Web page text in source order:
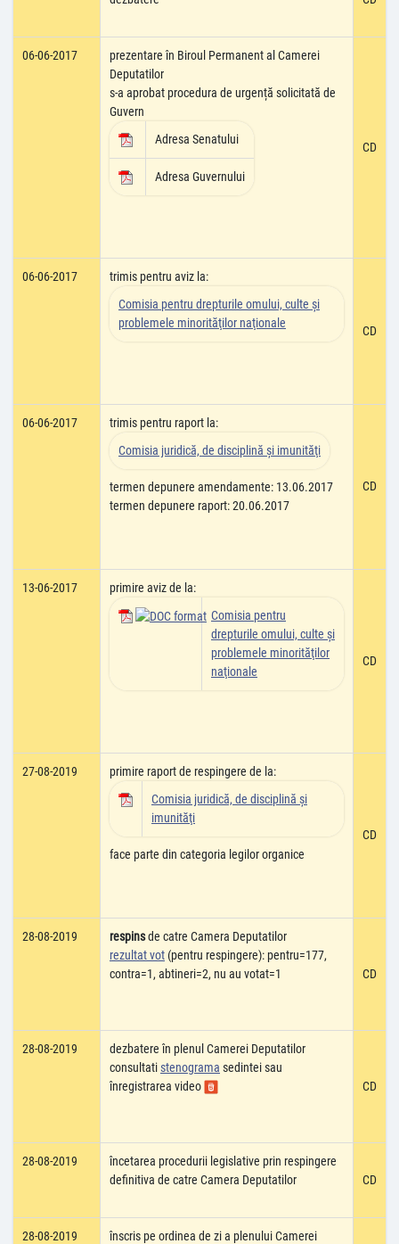
06-06-2017
prezentare în Biroul Permanent al Camerei
Deputatilor
s-a aprobat procedura de urgență solicitată de
Guvern
Adresa Senatului
Adresa Guvernului
CD
06-06-2017
trimis pentru aviz la:
Comisia pentru drepturile omului, culte şi
problemele minorităţilor naţionale
CD
06-06-2017
trimis pentru raport la:
Comisia juridică, de disciplină şi imunităţi
termen depunere amendamente: 13.06.2017
termen depunere raport: 20.06.2017
CD
13-06-2017
primire aviz de la:
Comisia pentru
drepturile omului, culte şi
problemele minorităţilor
naţionale
CD
27-08-2019
primire raport de respingere de la:
Comisia juridică, de disciplină şi
imunităţi
face parte din categoria legilor organice
CD
28-08-2019 respinsde catre Camera Deputatilor
rezultat vot (pentru respingere): pentru=177,
contra=1, abtineri=2, nu au votat=1
CD
28-08-2019
dezbatere în plenul Camerei Deputatilor
consultatistenograma sedintei sau
înregistrarea video
CD
28-08-2019
încetarea procedurii legislative prin respingere
definitiva de catre Camera Deputatilor
CD
28-08-2019
înscris pe ordinea de zi a plenului Camerei